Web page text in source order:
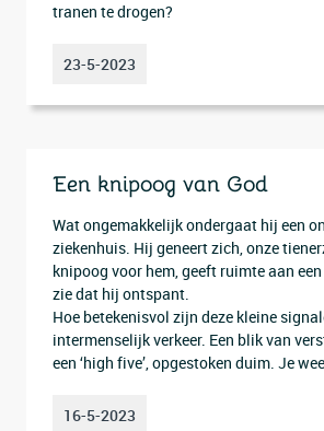
tranen te drogen?
23-5-2023
Een knipoog van God
Wat ongemakkelijk ondergaat hij een
ziekenhuis. Hij geneert zich, onze
knipoog voor hem, geeft ruimte aan
zie dat hij ontspant.
Hoe betekenisvol zijn deze kleine
intermenselijk verkeer. Een blik van
een ‘high five’, opgestoken duim. Je
16-5-2023